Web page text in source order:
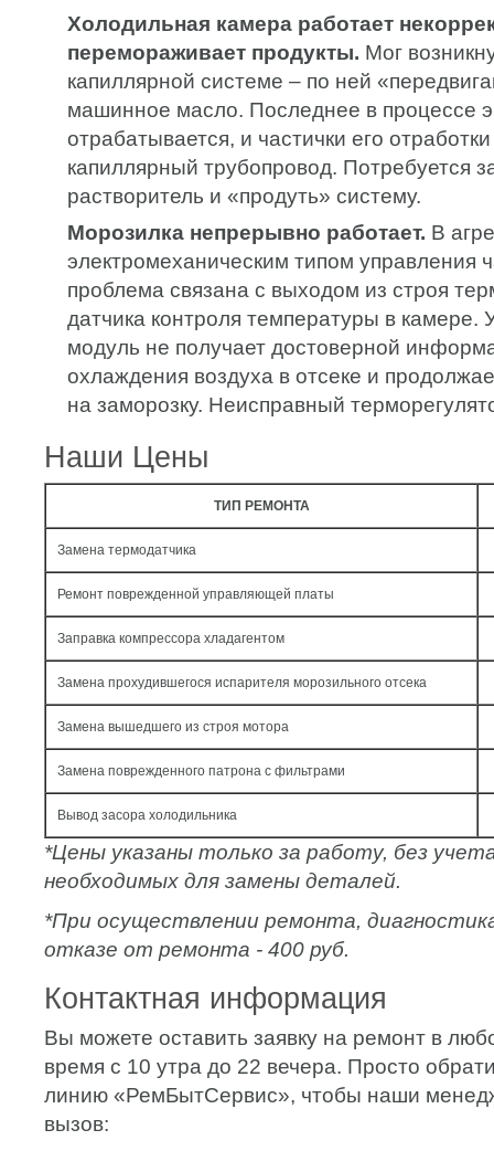
Холодильная камера работает
перемораживает продукты. Мог
капиллярной системе – по ней
машинное масло. Последнее в процессе
отрабатывается, и частички его
капиллярный трубопровод. Потребуется
растворитель и «продуть» систему.
Морозилка непрерывно работает. В
электромеханическим типом управления
проблема связана с выходом из строя
датчика контроля температуры в камере.
модуль не получает достоверной
охлаждения воздуха в отсеке и
на заморозку. Неисправный
Наши Цены
ТИП РЕМОНТА
Замена термодатчика
Ремонт поврежденной управляющей платы
Заправка компрессора хладагентом
Замена прохудившегося испарителя морозильного отсека
Замена вышедшего из строя мотора
Замена поврежденного патрона с фильтрами
Вывод засора холодильника
*Цены указаны только за работу, без
необходимых для замены деталей.
*При осуществлении ремонта,
отказе от ремонта - 400 руб.
Контактная информация
Вы можете оставить заявку на ремонт в
время с 10 утра до 22 вечера. Просто
линию «РемБытСервис», чтобы наши
вызов: